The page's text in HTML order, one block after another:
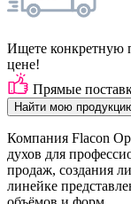
Ищете конкретную
цене!
Прямые
Найти мою
Компания Flacon
духов для
продаж, создания
линейке